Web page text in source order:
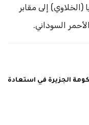
(الخلاوي) إلى مقابر
السوداني.
الجزيرة في استعادة